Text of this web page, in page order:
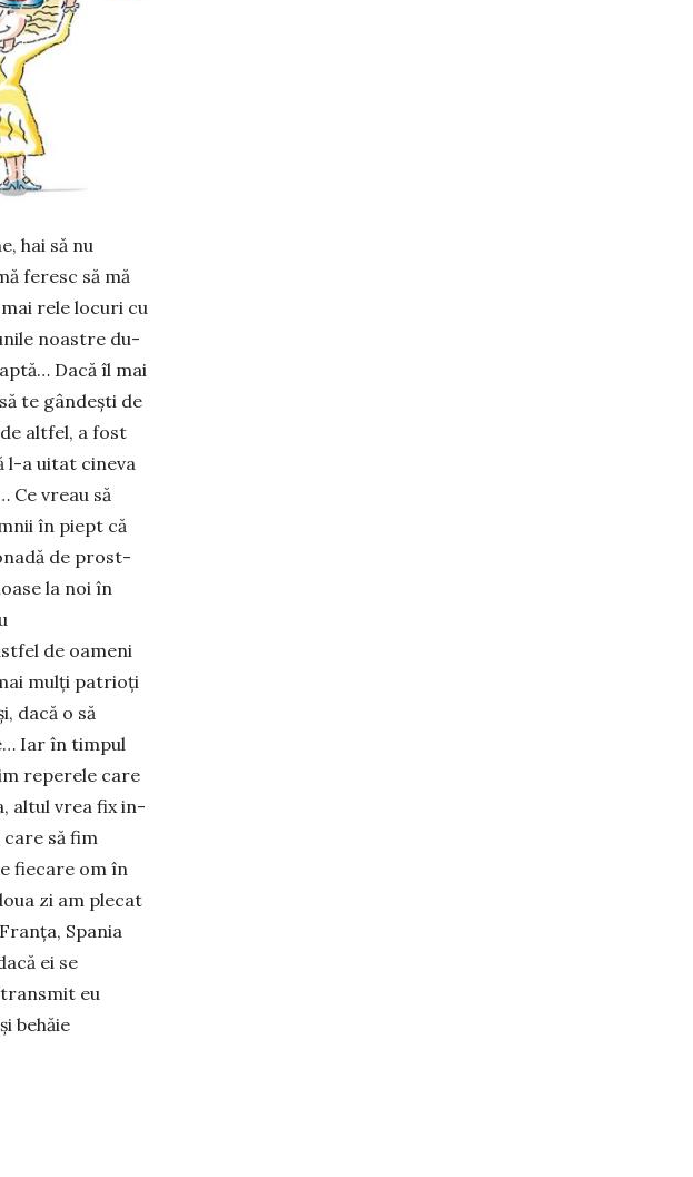
hai să nu
feresc să mă
rele locuri cu
noastre du­
Dacă îl mai
te gândești de
altfel, a fost
l-a uitat cineva
Ce vreau să
în piept că
de prost-
la noi în
de oameni
mulți patrioți
dacă o să
Iar în timpul
reperele care
altul vrea fix in­
să fim
fiecare om în
zi am plecat
Spania
ei se
eu
behăie